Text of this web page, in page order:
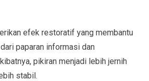
efek restoratif yang membantu
paparan informasi dan
pikiran menjadi lebih jernih
stabil.